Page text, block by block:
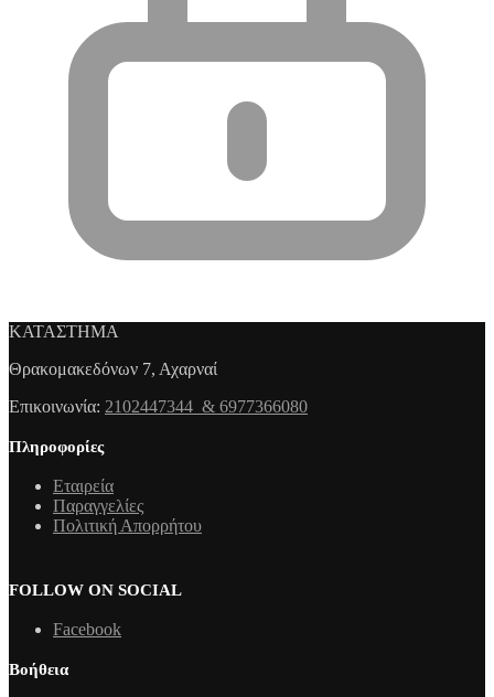
ΚΑΤΑΣΤΗΜΑ
Θρακομακεδόνων 7, Αχαρναί
Επικοινωνία: 2102447344 & 6977366080
Πληροφορίες
Εταιρεία
Παραγγελίες
Πολιτική Απορρήτου
FOLLOW ON SOCIAL
Facebook
Βοήθεια